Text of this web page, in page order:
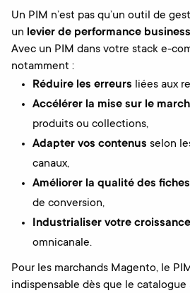
Un PIM n’est pas qu’un outil de
un levier de performance business
Avec un PIM dans votre stack e-
notamment :
Réduire les erreurs liées aux
Accélérer la mise sur le
produits ou collections,
Adapter vos contenus selon
canaux,
Améliorer la qualité des
de conversion,
Industrialiser votre croissance
omnicanale.
Pour les marchands Magento, le
indispensable dès que le catalogue